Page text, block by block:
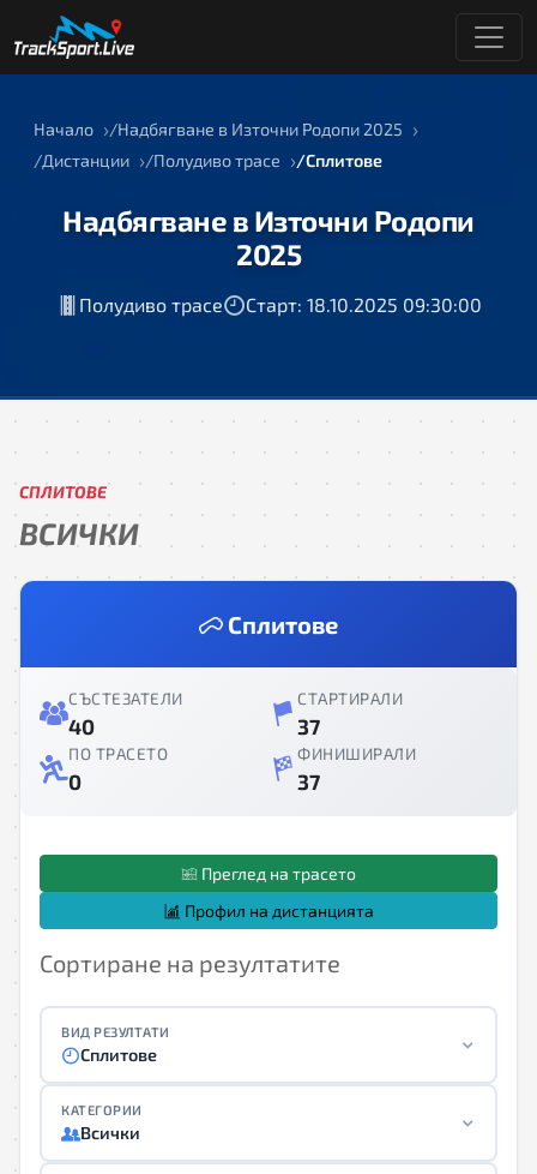
Начало
Надбягване в Източни Родопи 2025
Дистанции
Полудиво трасе Сплитове
Надбягване в Източни Родопи
2025
Полудиво трасе Старт: 18.10.2025 09:30:00
СПЛИТОВЕ
ВСИЧКИ
Сплитове
СЪСТЕЗАТЕЛИ
40
СТАРТИРАЛИ
37
ПО ТРАСЕТО
0
ФИНИШИРАЛИ
37
Преглед на трасето
Профил на дистанцията
Сортиране на резултатите
ВИД РЕЗУЛТАТИ
Сплитове
КАТЕГОРИИ
Всички